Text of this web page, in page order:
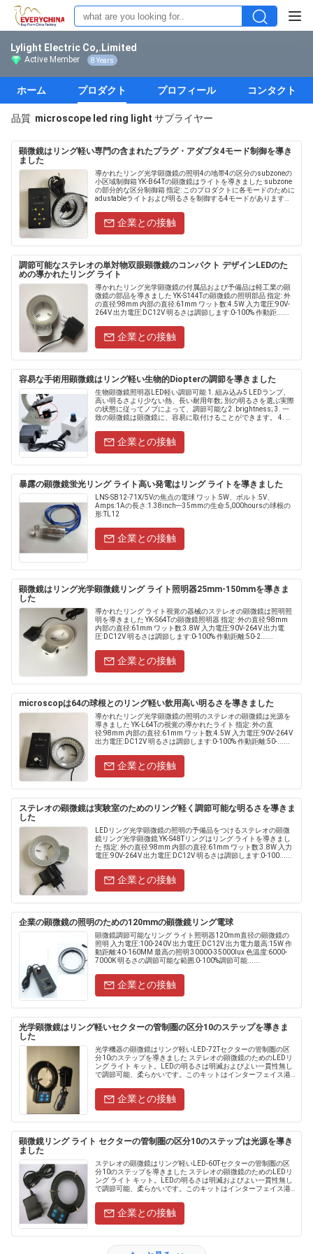
Lylight Electric Co,.Limited
Active Member 8 Years
ホーム プロダクト プロフィール コンタクト
品質 microscope led ring light サプライヤー
顕微鏡はリング軽い専門の含まれたプラグ・アダプタ4モード制御を導き
ました
導かれたリング光学顕微鏡の照明4の地帯4の区分のsubzoneの
小区域制御箱 YK-B64Tの顕微鏡はライトを導きました subzone
の部分的な区分制御箱 指定: このプロダクトに各モードのために
adustableライトおよび明るさを制御する4モードがあります。
企業との接触
調節可能なステレオの単対物双眼顕微鏡のコンパクト デザインLEDのた
めの導かれたリング ライト
導かれたリング光学顕微鏡の付属品および予備品は軽工業の顕
微鏡の部品を導きました YK-S144Tの顕微鏡の照明部品 指定: 外
の直径:98mm 内部の直径:61mm ワット数:4.5W 入力電圧:90V-
264V 出力電圧:DC12V 明るさは調節します:0-100% 作動距......
企業との接触
容易な手術用顕微鏡はリング軽い生物的Diopterの調節を導きました
生物顕微鏡照明器LED軽い調節可能 1. 組み込み5 LEDランプ、
高い明るさより少ない熱、長い耐用年数; 別の明るさを選ぶ実際
の状態に従ってノブによって、調節可能な2 .brightness; 3. 一
致の顕微鏡は顕微鏡に、容易に取付けることができます。 4. 力
企業との接触
暴露の顕微鏡蛍光リング ライト高い発電はリング ライトを導きました
LNS-SB12-71X/5Vの焦点の電球 ワット:5W、ボルト:5V、
Amps:1Aの長さ:1.38inch---35mmの生命:5,000hoursの球根の
形:TL12
企業との接触
顕微鏡はリング光学顕微鏡リング ライト照明器25mm-150mmを導きま
した
導かれたリング ライト視覚の器械のステレオの顕微鏡は照明照
明を導きました YK-S64Tの顕微鏡照明器 指定: 外の直径:98mm
内部の直径:61mm ワット数:3.8W 入力電圧:90V-264V 出力電
圧:DC12V 明るさは調節します:0-100% 作動距離:50-2......
企業との接触
microscopは64の球根とのリング軽い飲用高い明るさを導きました
導かれたリング光学顕微鏡の照明のステレオの顕微鏡は光源を
導きました YK-L64Tの視覚の導かれたライト 指定: 外の直
径:98mm 内部の直径:61mm ワット数:4.5W 入力電圧:90V-264V
出力電圧:DC12V 明るさは調節します:0-100% 作動距離:50-......
企業との接触
ステレオの顕微鏡は実験室のためのリング軽く調節可能な明るさを導きま
した
LEDリング光学顕微鏡の照明の予備品をつけるステレオの顕微
鏡リング光学顕微鏡 YK-S48Tリングはリング ライトを導きまし
た 指定: 外の直径:98mm 内部の直径:61mm ワット数:3.8W 入力
電圧:90V-264V 出力電圧:DC12V 明るさは調節します:0-100......
企業との接触
企業の顕微鏡の照明のための120mmの顕微鏡リング電球
顕微鏡調節可能なリング ライト照明器120mm直径の顕微鏡の
照明 入力電圧:100-240V 出力電圧:DC12V 出力電力最高:15W 作
動距離:40-160MM 最高の照明:30000-35000lux 色温度:6000-
7000K 明るさの調節可能な範囲:0-100%調節可能......
企業との接触
光学顕微鏡はリング軽いセクターの管制圏の区分10のステップを導きま
した
光学機器の顕微鏡はリング軽いLED-72Tセクターの管制圏の区
分10のステップを導きました ステレオの顕微鏡のためのLEDリ
ング ライト キット。LEDの明るさは明滅およびよい一貫性無し
で調節可能、柔らかいです。このキットはインターフェイス港
に....
企業との接触
顕微鏡リング ライト セクターの管制圏の区分10のステップは光源を導き
ました
ステレオの顕微鏡はリング軽いLED-60Tセクターの管制圏の区
分10のステップを導きました ステレオの顕微鏡のためのLEDリ
ング ライト キット。LEDの明るさは明滅およびよい一貫性無し
で調節可能、柔らかいです。このキットはインターフェイス港
に....
企業との接触